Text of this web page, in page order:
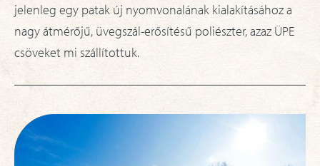
jelenleg egy patak új nyomvonalának kialakításához a
nagy átmérőjű, üvegszál-erősítésű poliészter, azaz ÜPE
csöveket mi szállítottuk.